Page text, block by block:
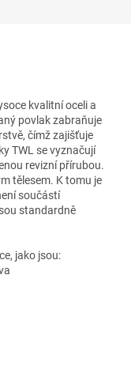
kvalitní oceli a
povlak zabraňuje
čímž zajišťuje
TWL se vyznačují
revizní přírubou.
tělesem. K tomu je
součástí
standardně
jako jsou: